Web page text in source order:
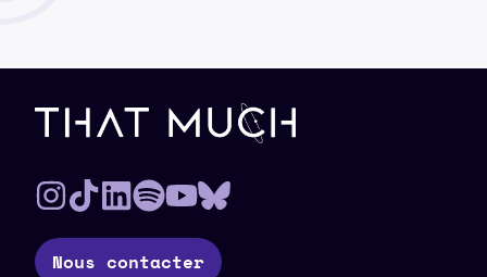
Pied de page
Nous contacter